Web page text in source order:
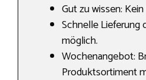
Gut zu wissen:
Schnelle Lieferung
möglich.
Wochenangebot:
Produktsortiment